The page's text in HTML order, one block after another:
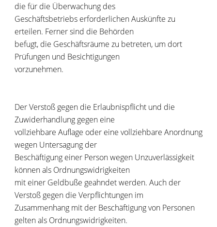
die für die Überwachung des
Geschäftsbetriebs erforderlichen Auskünfte zu
erteilen. Ferner sind die Behörden
befugt, die Geschäftsräume zu betreten, um dort
Prüfungen und Besichtigungen
vorzunehmen.
Der Verstoß gegen die Erlaubnispflicht und die
Zuwiderhandlung gegen eine
vollziehbare Auflage oder eine vollziehbare Anordnung
wegen Untersagung der
Beschäftigung einer Person wegen Unzuverlässigkeit
können als Ordnungswidrigkeiten
mit einer Geldbuße geahndet werden. Auch der
Verstoß gegen die Verpflichtungen im
Zusammenhang mit der Beschäftigung von Personen
gelten als Ordnungswidrigkeiten.